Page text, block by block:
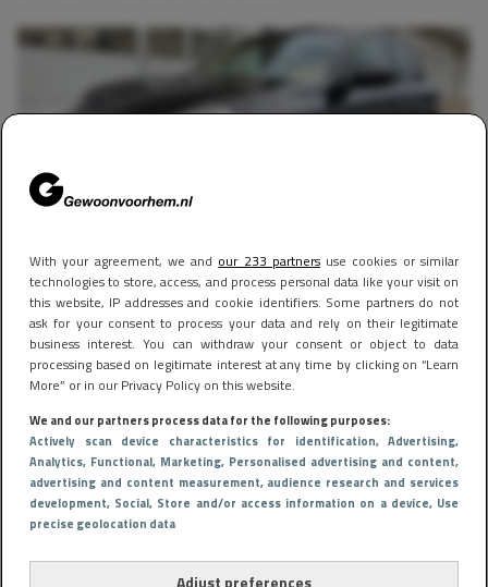
With your agreement, we and our 233 partnersuse cookies or similar
technologies to store, access, and process personal data like your visit on
this website, IP addresses and cookie identifiers. Some partners do not
ask for your consent to process your data and rely on their legitimate
business interest. You can withdraw your consent or object to data
processing based on legitimate interest at any time by clicking on “Learn
More” or in our Privacy Policy on this website.
We and our partners process data for the following purposes:
Actively scan device characteristics for identification, Advertising,
Analytics, Functional, Marketing, Personalised advertising and content,
advertising and content measurement, audience research and services
development, Social, Store and/or access information on a device, Use
precise geolocation data
Adjust preferences
CARS & BIKES 25 januari 2024 14:30
Deze Porsche Cayenne GTS op Marktplaats kost je
slechts € 19.000